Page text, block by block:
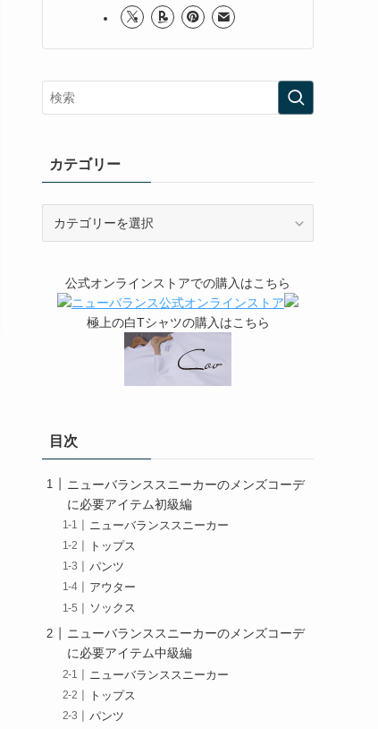
カテゴリー
公式オンラインストアでの購入はこちら
極上の白Tシャツの購入はこちら
目次
ニューバランススニーカーのメンズコーデ
に必要アイテム初級編
ニューバランススニーカー
トップス
パンツ
アウター
ソックス
ニューバランススニーカーのメンズコーデ
に必要アイテム中級編
ニューバランススニーカー
トップス
パンツ